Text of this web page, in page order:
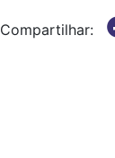
Compartilhar: